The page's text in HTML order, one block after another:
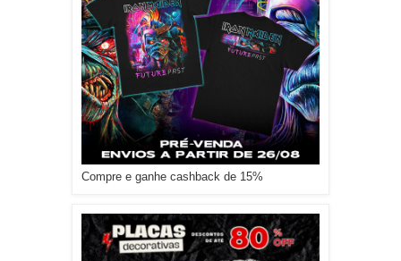
Compre e ganhe cashback de 15%